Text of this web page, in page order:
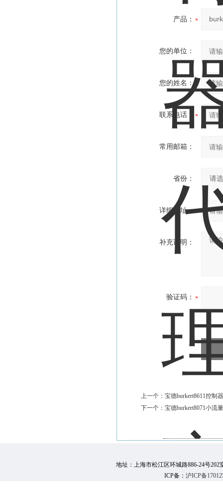
产品：
您的单位：
您的姓名：
联系电话：
常用邮箱：
省份：
详细地址：
补充说明：
验证码：
上一个： 宝德burkert8611控制
下一个： 宝德burkert8071小流
地址：上海市松江区环城路886-24号202
ICP备： 沪ICP备